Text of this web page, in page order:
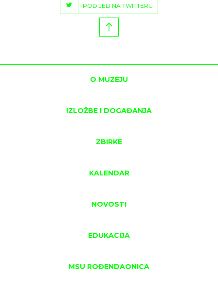
PODIJELI NA TWITTERU
O MUZEJU
IZLOŽBE I DOGAĐANJA
ZBIRKE
KALENDAR
NOVOSTI
EDUKACIJA
MSU ROĐENDAONICA